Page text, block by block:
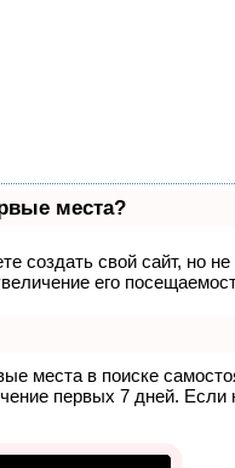
места?
создать свой сайт, но
его
места в поиске
первых 7 дней.